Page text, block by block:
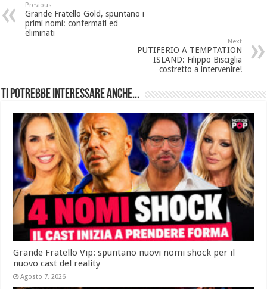
Previous
Grande Fratello Gold, spuntano i
primi nomi: confermati ed
eliminati
Next
PUTIFERIO A TEMPTATION
ISLAND: Filippo Bisciglia
costretto a intervenire!
Ti potrebbe interessare anche...
Grande Fratello Vip: spuntano nuovi nomi shock per il
nuovo cast del reality
Agosto 7, 2026